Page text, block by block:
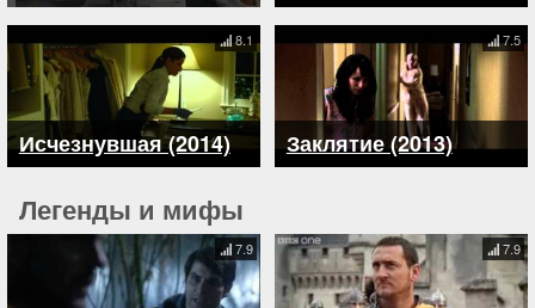
Исчезнувшая (2014)
8.1
Заклятие (2013)
7.5
Легенды и мифы
7.9 7.9